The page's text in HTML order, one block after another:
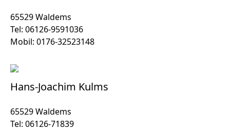
65529 Waldems
Tel: 06126-9591036
Mobil: 0176-32523148
Hans-Joachim Kulms
65529 Waldems
Tel: 06126-71839